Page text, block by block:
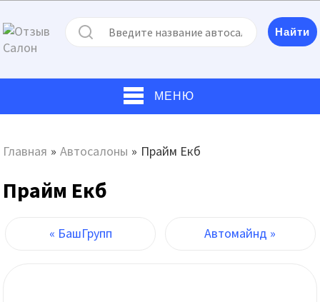
МЕНЮ
Главная » Автосалоны » Прайм Екб
Прайм Екб
« БашГрупп Автомайнд »